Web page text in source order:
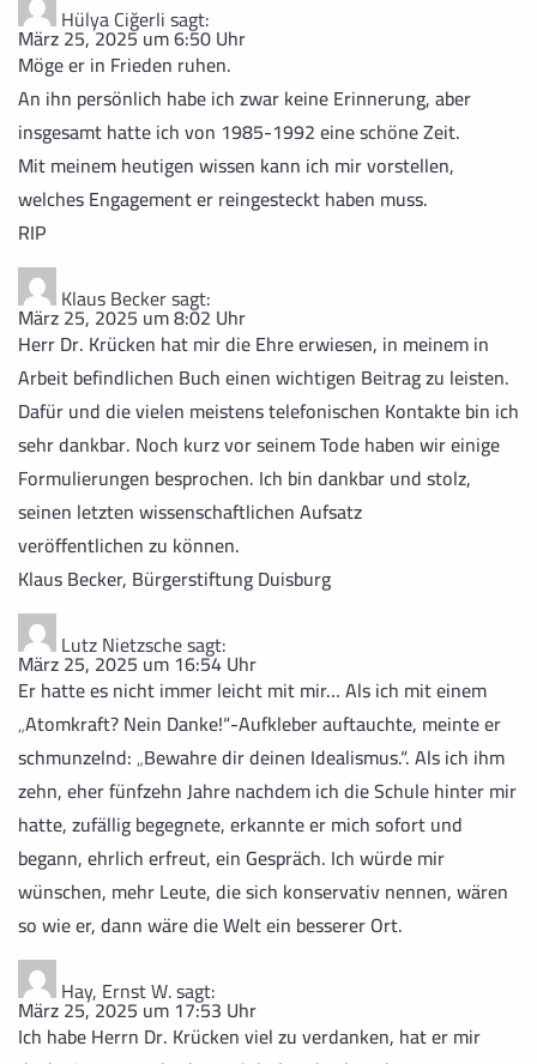
Hülya Ciğerlisagt:
März 25, 2025 um 6:50 Uhr
Möge er in Frieden ruhen.
An ihn persönlich habe ich zwar keine Erinnerung, aber
insgesamt hatte ich von 1985-1992 eine schöne Zeit.
Mit meinem heutigen wissen kann ich mir vorstellen,
welches Engagement er reingesteckt haben muss.
RIP
Klaus Beckersagt:
März 25, 2025 um 8:02 Uhr
Herr Dr. Krücken hat mir die Ehre erwiesen, in meinem in
Arbeit befindlichen Buch einen wichtigen Beitrag zu leisten.
Dafür und die vielen meistens telefonischen Kontakte bin ich
sehr dankbar. Noch kurz vor seinem Tode haben wir einige
Formulierungen besprochen. Ich bin dankbar und stolz,
seinen letzten wissenschaftlichen Aufsatz
veröffentlichen zu können.
Klaus Becker, Bürgerstiftung Duisburg
Lutz Nietzschesagt:
März 25, 2025 um 16:54 Uhr
Er hatte es nicht immer leicht mit mir… Als ich mit einem
„Atomkraft? Nein Danke!“-Aufkleber auftauchte, meinte er
schmunzelnd: „Bewahre dir deinen Idealismus.“. Als ich ihm
zehn, eher fünfzehn Jahre nachdem ich die Schule hinter mir
hatte, zufällig begegnete, erkannte er mich sofort und
begann, ehrlich erfreut, ein Gespräch. Ich würde mir
wünschen, mehr Leute, die sich konservativ nennen, wären
so wie er, dann wäre die Welt ein besserer Ort.
Hay, Ernst W.sagt:
März 25, 2025 um 17:53 Uhr
Ich habe Herrn Dr. Krücken viel zu verdanken, hat er mir